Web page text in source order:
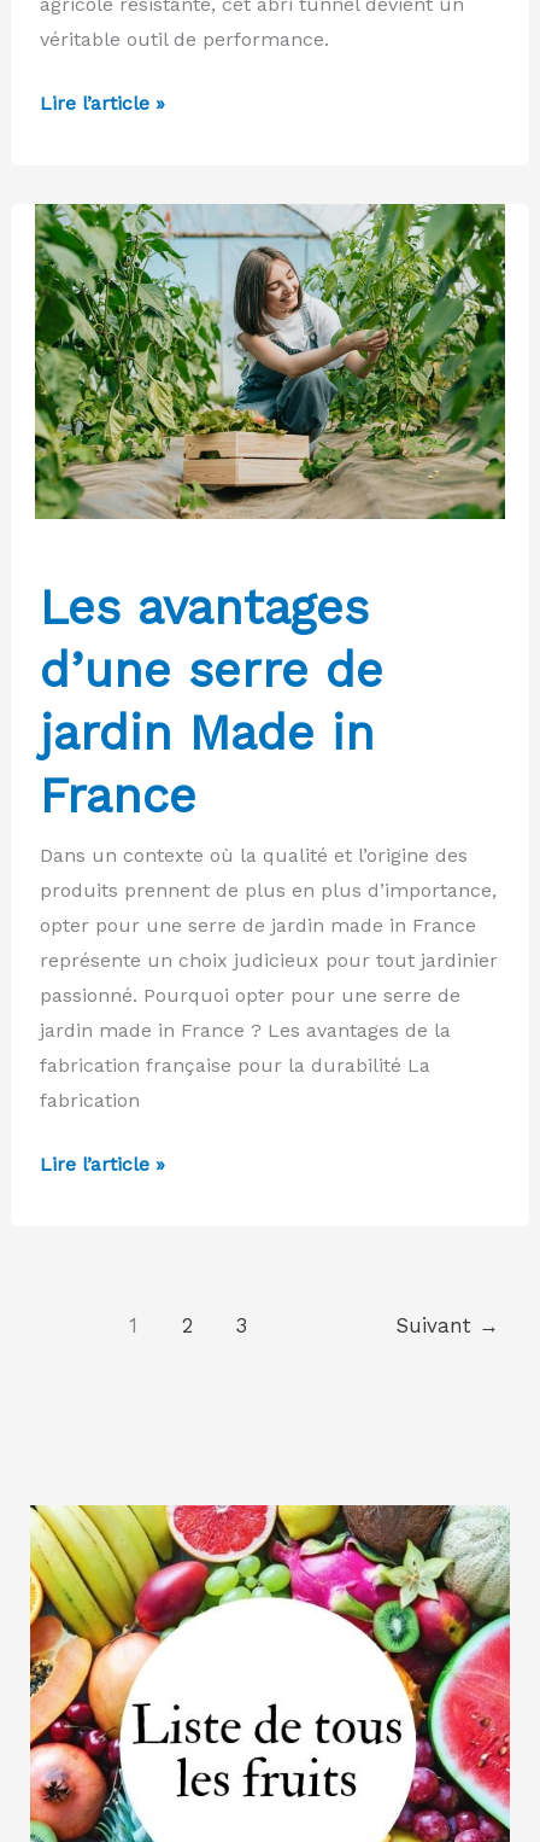
agricole résistante, cet abri tunnel devient un
véritable outil de performance.
Tunnels
bâches
pour
la
culture
de
fruits
:
comment
construire
un
de
qualité
Lire l’article »
Les avantages
d’une serre de
jardin Made in
France
Dans un contexte où la qualité et l’origine des
produits prennent de plus en plus d’importance,
opter pour une serre de jardin made in France
représente un choix judicieux pour tout jardinier
passionné. Pourquoi opter pour une serre de
jardin made in France ? Les avantages de la
fabrication française pour la durabilité La
fabrication
Les
Lire l’article »
1 2 3 Suivant →